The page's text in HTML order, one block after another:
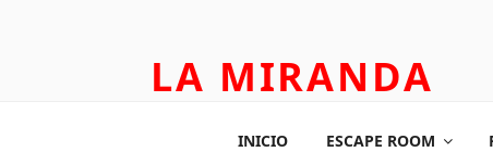
LA MIRANDA
INICIO ESCAPE ROOM